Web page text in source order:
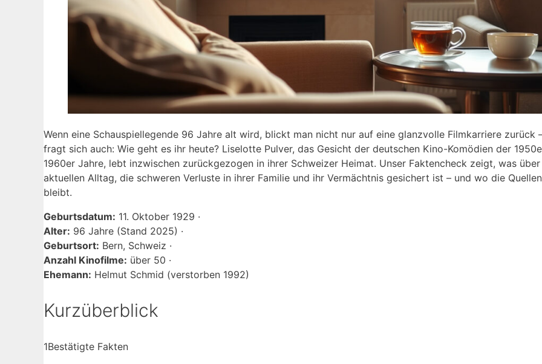
Wenn eine Schauspiellegende 96 Jahre alt wird, blickt man nicht nur auf eine glanzvolle Filmkarriere zurück
fragt sich auch: Wie geht es ihr heute? Liselotte Pulver, das Gesicht der deutschen Kino-Komödien der
1960er Jahre, lebt inzwischen zurückgezogen in ihrer Schweizer Heimat. Unser Faktencheck zeigt, was
aktuellen Alltag, die schweren Verluste in ihrer Familie und ihr Vermächtnis gesichert ist – und wo die
bleibt.
Geburtsdatum: 11. Oktober 1929 ·
Alter: 96 Jahre (Stand 2025) ·
Geburtsort: Bern, Schweiz ·
Anzahl Kinofilme: über 50 ·
Ehemann: Helmut Schmid (verstorben 1992)
Kurzüberblick
1Bestätigte Fakten